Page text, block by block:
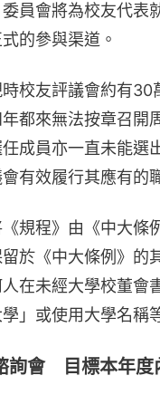
員會將為校友代表
的參與渠道。
校友評議會約有30
都來無法按章召開
成員亦一直未能選
有效履行其應有的
規程》由《中大條
於《中大條例》的
在未經大學校董會
」或使用大學名稱
詢會 目標本年度